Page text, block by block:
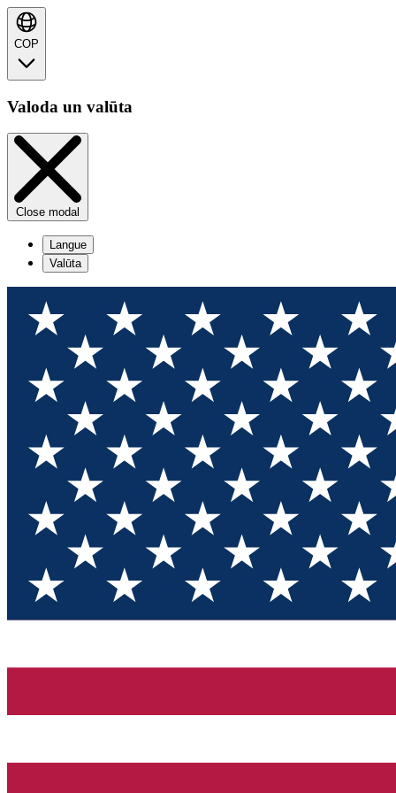
COP
Valoda un valūta
Close modal
Langue
Valūta